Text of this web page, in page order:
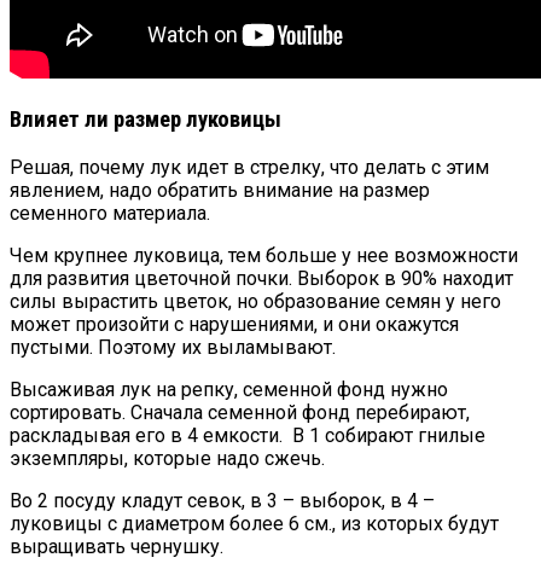
Влияет ли размер луковицы
Решая, почему лук идет в стрелку, что делать с этим
явлением, надо обратить внимание на размер
семенного материала.
Чем крупнее луковица, тем больше у нее возможности
для развития цветочной почки. Выборок в 90% находит
силы вырастить цветок, но образование семян у него
может произойти с нарушениями, и они окажутся
пустыми. Поэтому их выламывают.
Высаживая лук на репку, семенной фонд нужно
сортировать. Сначала семенной фонд перебирают,
раскладывая его в 4 емкости. В 1 собирают гнилые
экземпляры, которые надо сжечь.
Во 2 посуду кладут севок, в 3 – выборок, в 4 –
луковицы с диаметром более 6 см., из которых будут
выращивать чернушку.